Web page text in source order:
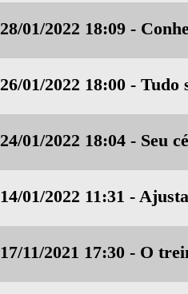
28/01/2022 18:09 -
26/01/2022 18:00 -
24/01/2022 18:04 - Seu
14/01/2022 11:31 -
17/11/2021 17:30 - O